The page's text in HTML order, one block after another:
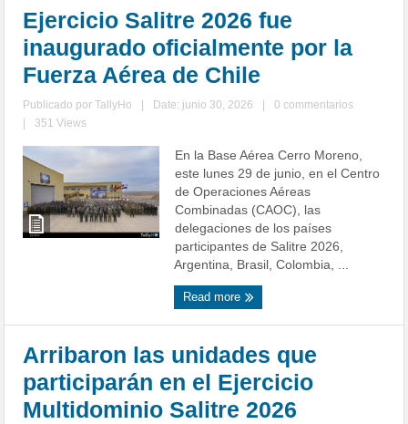
Ejercicio Salitre 2026 fue
inaugurado oficialmente por la
Fuerza Aérea de Chile
Publicado porTallyHo Date: junio 30, 2026
0 commentarios
351 Views
En la Base Aérea Cerro Moreno,
este lunes 29 de junio, en el Centro
de Operaciones Aéreas
Combinadas (CAOC), las
delegaciones de los países
participantes de Salitre 2026,
Argentina, Brasil, Colombia, ...
Read more
Arribaron las unidades que
participarán en el Ejercicio
Multidominio Salitre 2026